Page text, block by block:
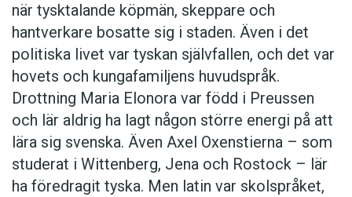
när tysktalande köpmän, skeppare och
hantverkare bosatte sig i staden. Även i det
politiska livet var tyskan självfallen, och det var
hovets och kungafamiljens huvudspråk.
Drottning Maria Elonora var född i Preussen
och lär aldrig ha lagt någon större energi på att
lära sig svenska. Även Axel Oxenstierna – som
studerat i Wittenberg, Jena och Rostock – lär
ha föredragit tyska. Men latin var skolspråket,